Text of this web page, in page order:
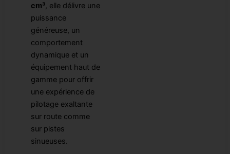
cm³, elle délivre une
puissance
généreuse, un
comportement
dynamique et un
équipement haut de
gamme pour offrir
une expérience de
pilotage exaltante
sur route comme
sur pistes
sinueuses.